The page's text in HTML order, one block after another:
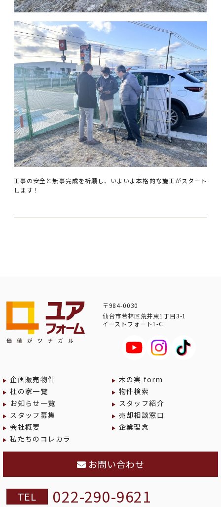
工事の安全と無事完成を祈願し、いよいよ本格的な施工がスタート
します！
〒984-0030
仙台市若林区荒井東1丁目3-1
イーストフォート1-C
企画販売物件
木の実 form
杜の家一覧
物件検索
お知らせ一覧
スタッフ紹介
スタッフ募集
売却相談窓口
会社概要
企業理念
私たちのコレカラ
お問い合わせ
TEL 022-290-9621